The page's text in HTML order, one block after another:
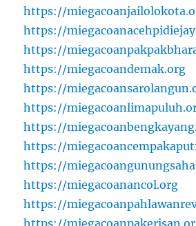
https://
https://
https://
https://miegacoandemak.org
https://
https://
https://
https://
https://
https://miegacoanancol.org
https://